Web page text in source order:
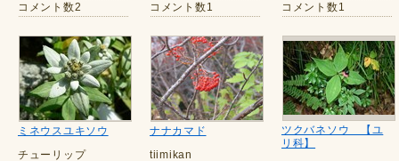
コメント数2
コメント数1
コメント数1
ミネウスユキソウ
チューリップ
ナナカマド
tiimikan
ツクバネソウ 【ユ
リ科】